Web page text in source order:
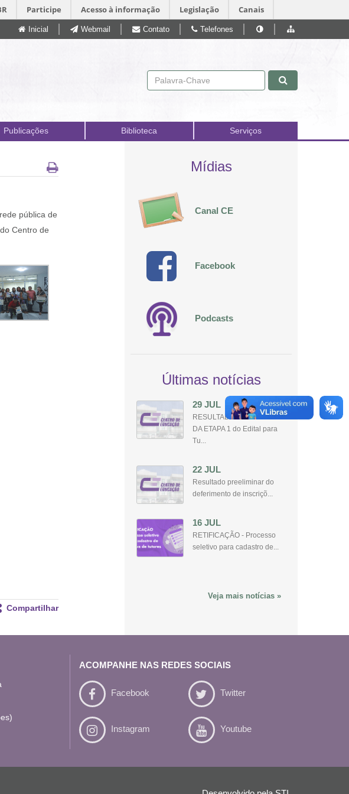
Participe Acesso à informação Legislação Canais
Pular para o conteúdo
Inicial Webmail Contato Telefones
Publicações Biblioteca Serviços
pública de
Centro de
Compartilhar
Mídias
Canal CE
Facebook
Podcasts
Últimas notícias
29 JUL
RESULTADO PRELIMINAR
DA ETAPA 1 do Edital para
Tu...
22 JUL
Resultado preeliminar do
deferimento de inscriçõ...
16 JUL
RETIFICAÇÃO - Processo
seletivo para cadastro de...
Veja mais notícias »
ACOMPANHE NAS REDES SOCIAIS
Facebook Twitter
Instagram Youtube